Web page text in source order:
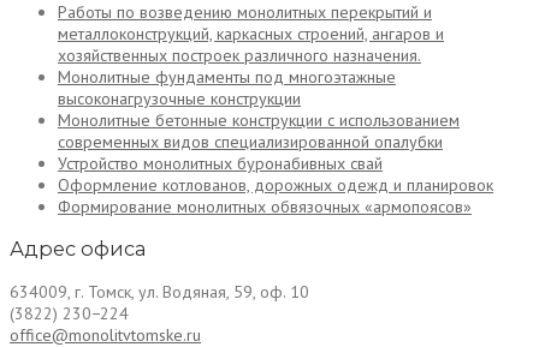
Работы по возведению монолитных перекрытий и
металлоконструкций, каркасных строений, ангаров и
хозяйственных построек различного назначения.
Монолитные фундаменты под многоэтажные
высоконагрузочные конструкции
Монолитные бетонные конструкции с использованием
современных видов специализированной опалубки
Устройство монолитных буронабивных свай
Оформление котлованов, дорожных одежд и планировок
Формирование монолитных обвязочных «армопоясов»
Адрес офиса
634009, г. Томск, ул. Водяная, 59, оф. 10
(3822) 230−224
office@monolitvtomske.ru